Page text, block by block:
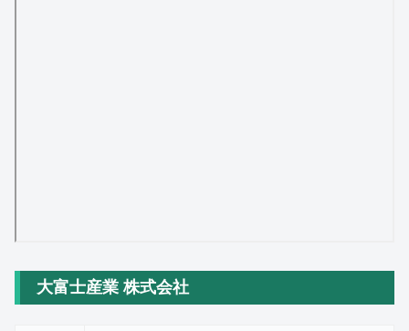
大富士産業 株式会社